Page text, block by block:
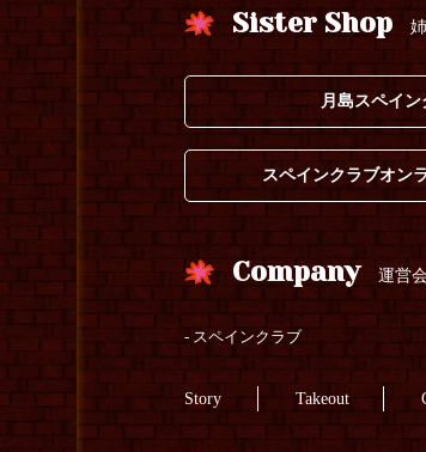
Sister Shop
月島スペイ
スペインクラブオン
Company 運営
スペインクラブ
Story Takeout